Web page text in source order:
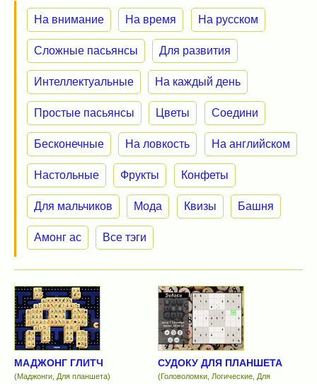
На внимание На время На русском
Сложные пасьянсы Для развития
Интеллектуальные На каждый день
Простые пасьянсы Цветы Соедини
Бесконечные На ловкость На английском
Настольные Фрукты Конфеты
Для мальчиков Мода Квизы Башня
Амонг ас Все тэги
МАДЖОНГ ГЛИТЧ
(Маджонги, Для планшета)
СУДОКУ ДЛЯ ПЛАНШЕТА
(Головоломки, Логические, Для